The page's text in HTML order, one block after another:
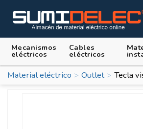
Mecanismos
eléctricos
Cables
eléctricos
Material eléctrico Outlet Tecla